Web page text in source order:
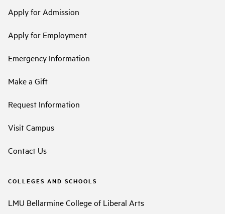
Apply for Admission
Apply for Employment
Emergency Information
Make a Gift
Request Information
Visit Campus
Contact Us
COLLEGES AND SCHOOLS
LMU Bellarmine College of Liberal Arts